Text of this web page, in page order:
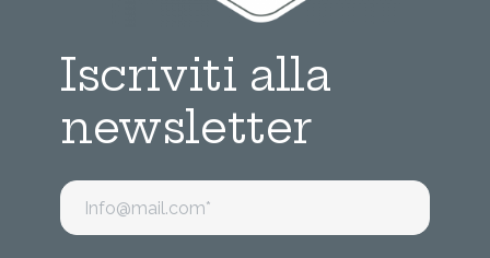
Iscriviti alla
newsletter